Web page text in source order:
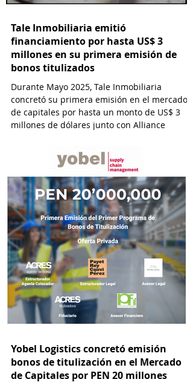
Tale Inmobiliaria emitió
financiamiento por hasta US$ 3
millones en su primera emisión de
bonos titulizados
Durante Mayo 2025, Tale Inmobiliaria
concretó su primera emisión en el mercado
de capitales por hasta un monto de US$ 3
millones de dólares junto con Alliance
Titulizadora y por el estudio Osorio & Valdez
Yobel Logistics concretó emisión
bonos de titulización en el Mercado
de Capitales por PEN 20 millones